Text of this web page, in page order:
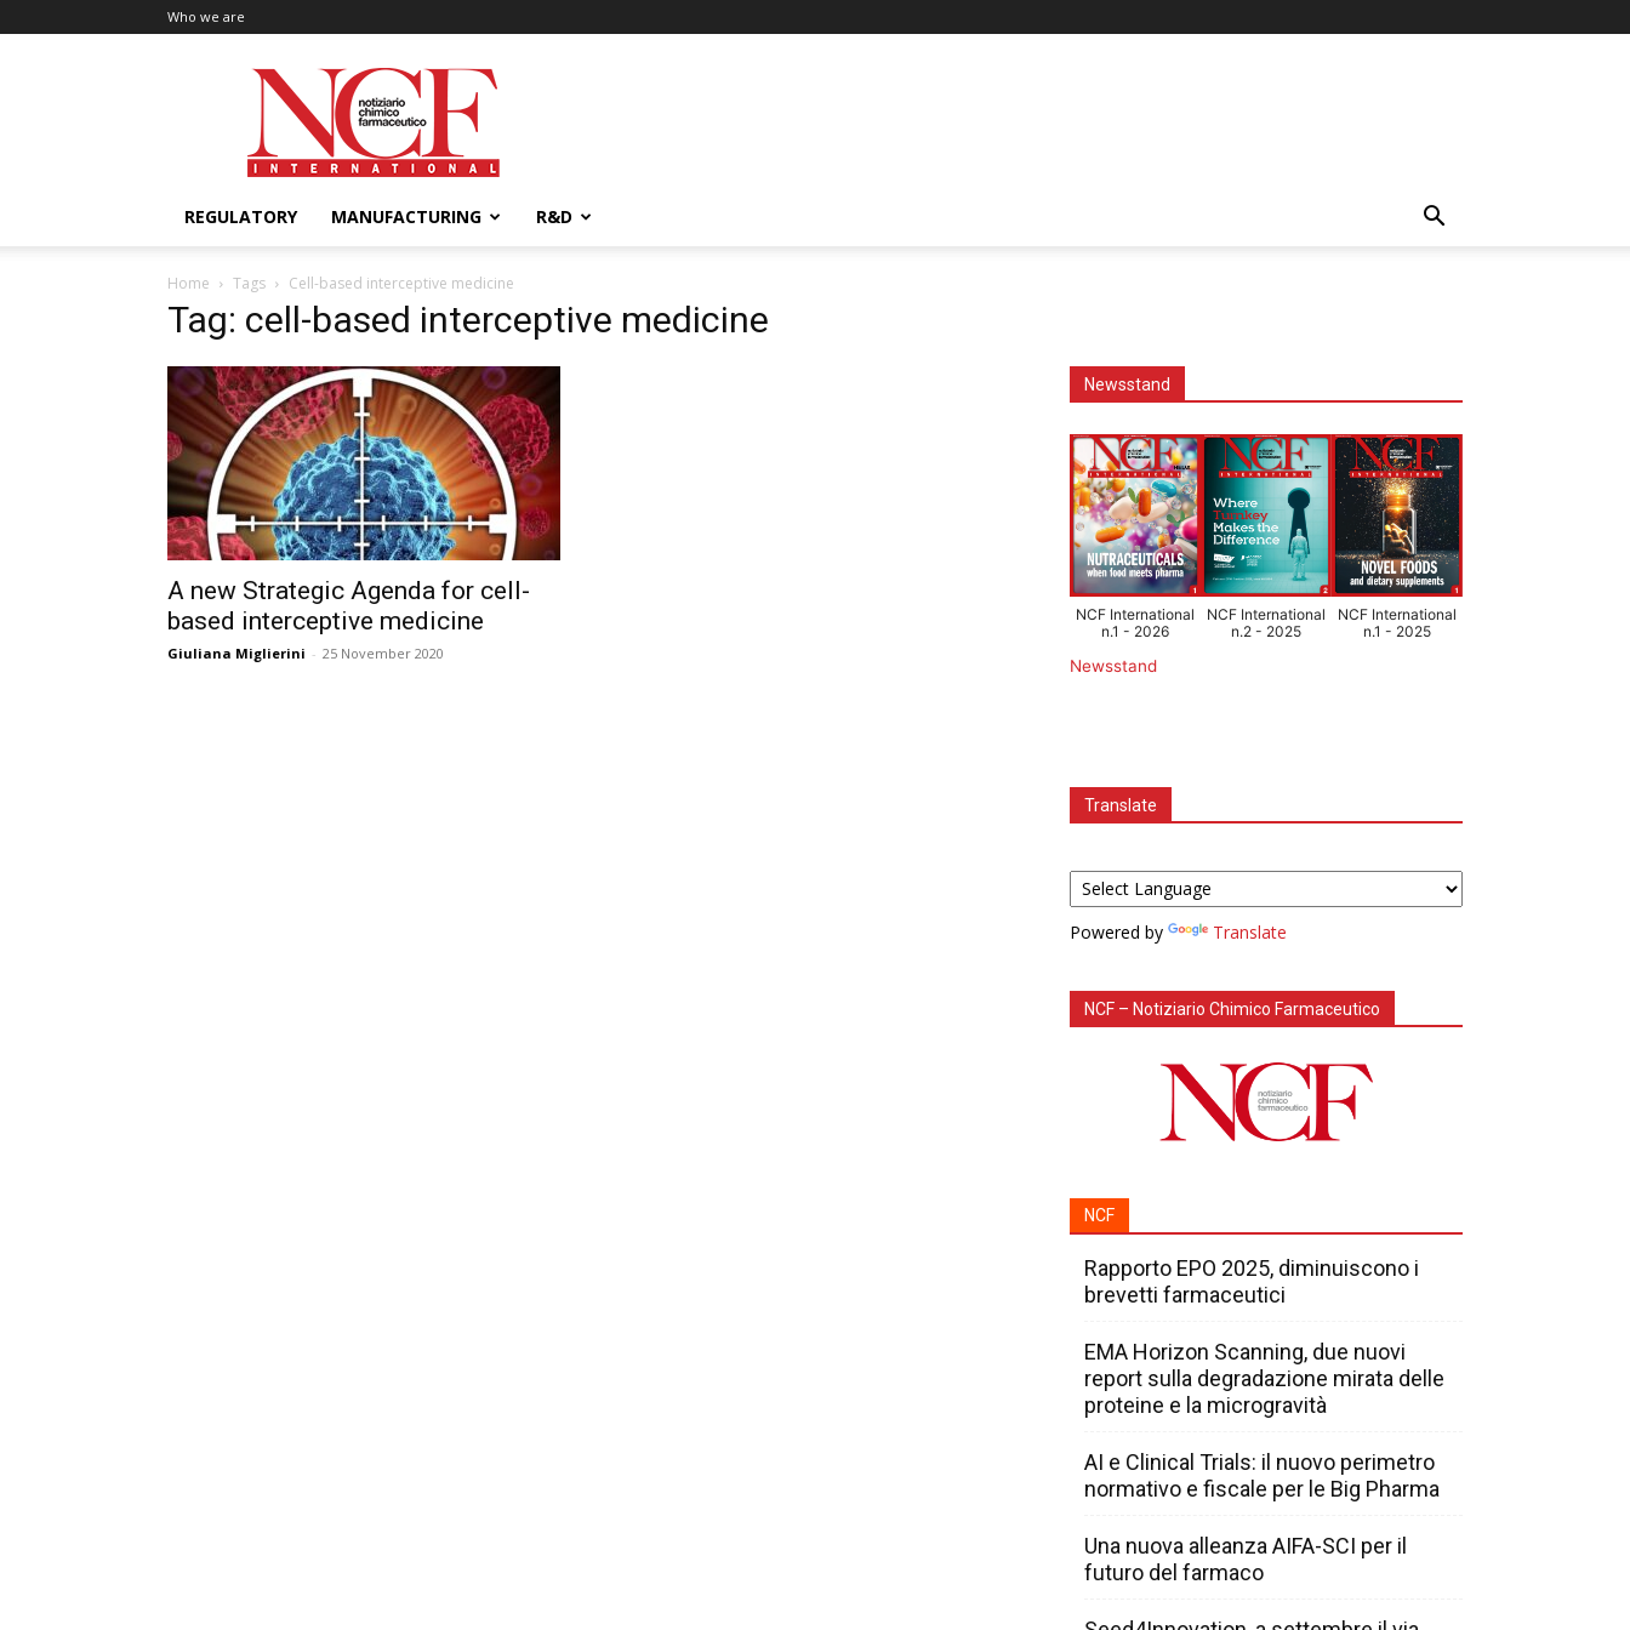
Who we are
NCF
International
REGULATORY MANUFACTURING R&D
Home Tags Cell-based interceptive medicine
Tag: cell-based interceptive medicine
A new Strategic Agenda for cell-
based interceptive medicine
Giuliana Miglierini - 25 November 2020
Newsstand
NCF International
n.1 - 2026
NCF International
n.2 - 2025
NCF International
n.1 - 2025
Newsstand
Translate
Powered by Translate
NCF – Notiziario Chimico Farmaceutico
NCF
Rapporto EPO 2025, diminuiscono i
brevetti farmaceutici
EMA Horizon Scanning, due nuovi
report sulla degradazione mirata delle
proteine e la microgravità
AI e Clinical Trials: il nuovo perimetro
normativo e fiscale per le Big Pharma
Una nuova alleanza AIFA-SCI per il
futuro del farmaco